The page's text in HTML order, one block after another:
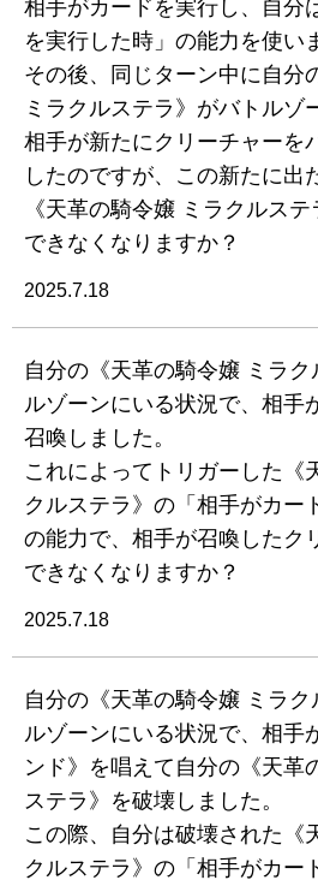
相手がカードを実行し、自分
を実行した時」の能力を使い
その後、同じターン中に自分
ミラクルステラ》がバトルゾ
相手が新たにクリーチャーを
したのですが、この新たに出
《天革の騎令嬢 ミラクルス
できなくなりますか？
2025.7.18
自分の《天革の騎令嬢 ミラク
ルゾーンにいる状況で、相手
召喚しました。
これによってトリガーした《
クルステラ》の「相手がカー
の能力で、相手が召喚したク
できなくなりますか？
2025.7.18
自分の《天革の騎令嬢 ミラク
ルゾーンにいる状況で、相手
ンド》を唱えて自分の《天革
ステラ》を破壊しました。
この際、自分は破壊された《
クルステラ》の「相手がカー